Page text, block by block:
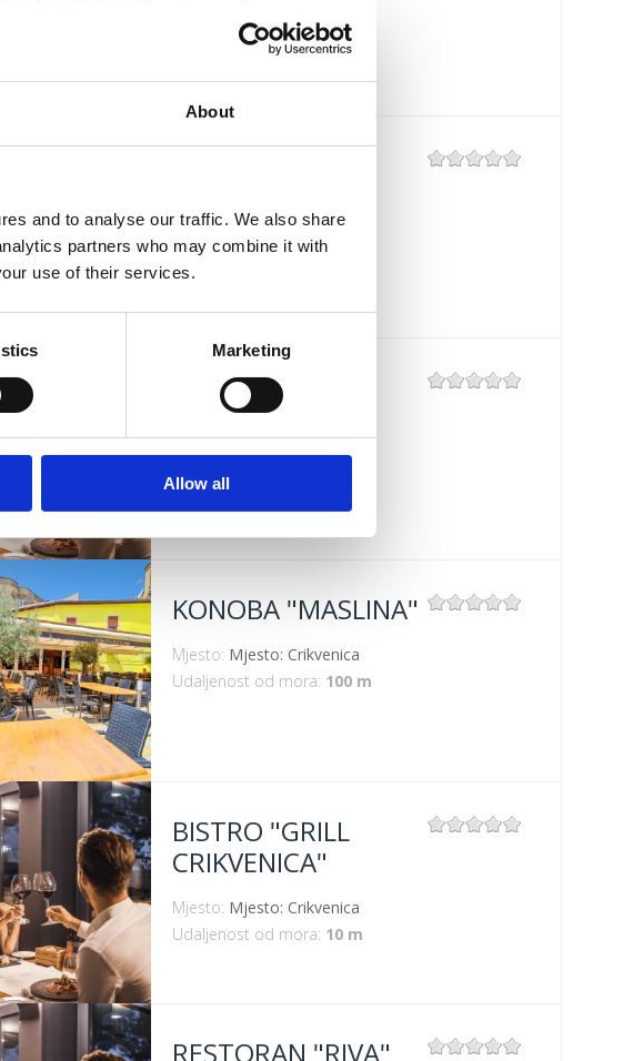
About
and to analyse our traffic. We also share
partners who may combine it with
use of their services.
Marketing
Allow all
Mjesto:Mjesto: Crikvenica
Udaljenost od mora:
BISTRO "GRILL
CRIKVENICA"
Mjesto: Crikvenica
Udaljenost od mora:
KONOBA "MASLINA"
Mjesto: Mjesto: Crikvenica
Udaljenost od mora: 100 m
BISTRO "GRILL
CRIKVENICA"
Mjesto: Mjesto: Crikvenica
Udaljenost od mora: 10 m
RESTORAN "RIVA"